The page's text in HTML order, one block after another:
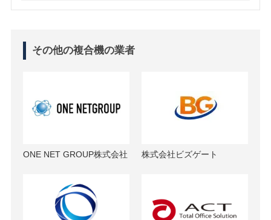
その他の複合機の業者
ONE NET GROUP株式会社 株式会社ビズゲート